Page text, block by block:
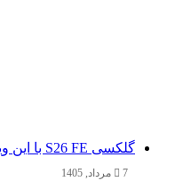
گلکسی S26 FE با این ویژگی راهی بازار می شود
7 مرداد, 1405